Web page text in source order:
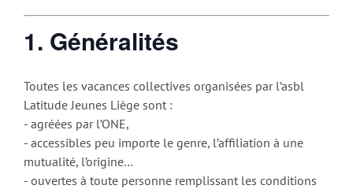
1. Généralités
Toutes les vacances collectives organisées par l’asbl
Latitude Jeunes Liège sont :
- agréées par l’ONE,
- accessibles peu importe le genre, l’affiliation à une
mutualité, l’origine…
- ouvertes à toute personne remplissant les conditions